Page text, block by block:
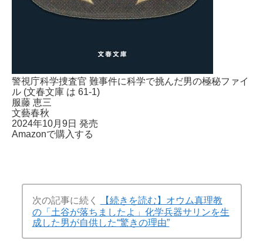
警視庁科学捜査官 難事件に科学で挑んだ男の極秘ファイ
ル (文春文庫 は 61-1)
服藤 恵三
文藝春秋
2024年10月9日 発売
Amazonで購入する
次の記事に続く
【続きを読む】オウム真理教
の「土谷が落ちましたよ」化学兵器サリンを生
成した男が自供した“驚きの理由”